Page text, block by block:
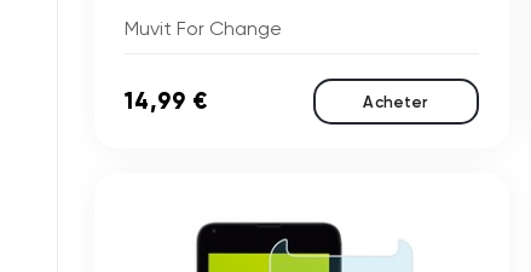
Muvit For Change
14,99 € Acheter